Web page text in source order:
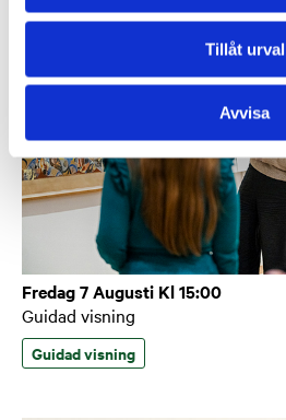
Tillåt urval
Avvisa
Fredag 7 Augusti Kl 15:00
Guidad visning
Guidad visning